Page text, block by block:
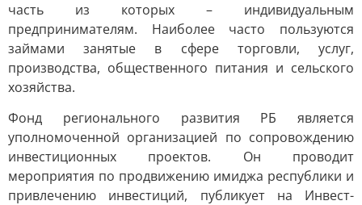
часть из которых – индивидуальным
предпринимателям. Наиболее часто пользуются
займами занятые в сфере торговли, услуг,
производства, общественного питания и сельского
хозяйства.
Фонд регионального развития РБ является
уполномоченной организацией по сопровождению
инвестиционных проектов. Он проводит
мероприятия по продвижению имиджа республики и
привлечению инвестиций, публикует на Инвест-